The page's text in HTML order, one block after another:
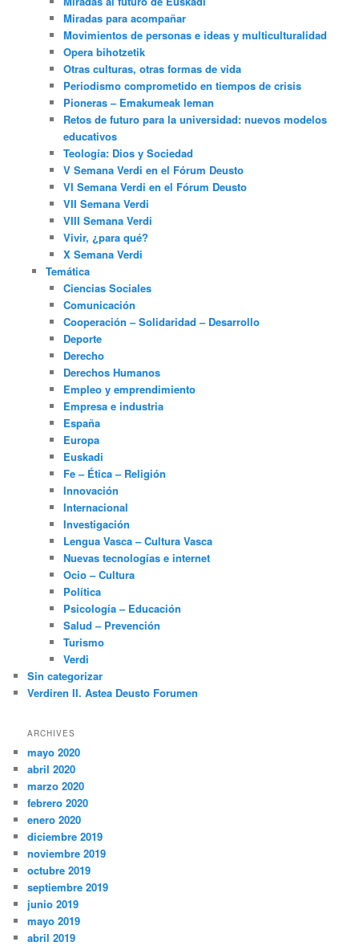
Miradas para acompañar
Movimientos de personas e ideas y multiculturalidad
Opera bihotzetik
Otras culturas, otras formas de vida
Periodismo comprometido en tiempos de crisis
Pioneras – Emakumeak leman
Retos de futuro para la universidad: nuevos modelos
educativos
Teología: Dios y Sociedad
V Semana Verdi en el Fórum Deusto
VI Semana Verdi en el Fórum Deusto
VII Semana Verdi
VIII Semana Verdi
Vivir, ¿para qué?
X Semana Verdi
Temática
Ciencias Sociales
Comunicación
Cooperación – Solidaridad – Desarrollo
Deporte
Derecho
Derechos Humanos
Empleo y emprendimiento
Empresa e industria
España
Europa
Euskadi
Fe – Ética – Religión
Innovación
Internacional
Investigación
Lengua Vasca – Cultura Vasca
Nuevas tecnologías e internet
Ocio – Cultura
Política
Psicología – Educación
Salud – Prevención
Turismo
Verdi
Sin categorizar
Verdiren II. Astea Deusto Forumen
ARCHIVES
mayo 2020
abril 2020
marzo 2020
febrero 2020
enero 2020
diciembre 2019
noviembre 2019
octubre 2019
septiembre 2019
junio 2019
mayo 2019
abril 2019